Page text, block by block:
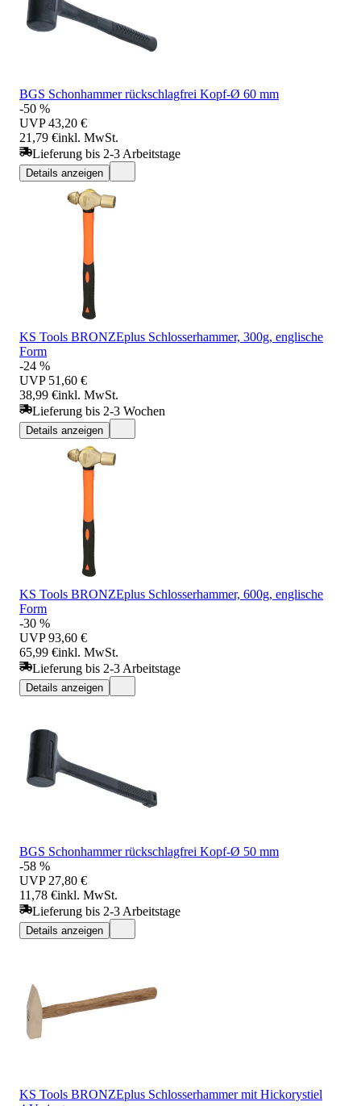
BGS Schonhammer rückschlagfrei Kopf-Ø 60 mm
-50 %
UVP 43,20 €
21,79 €inkl. MwSt.
Lieferung bis 2-3 Arbeitstage
Details anzeigen
KS Tools BRONZEplus Schlosserhammer, 300g, englische
Form
-24 %
UVP 51,60 €
38,99 €inkl. MwSt.
Lieferung bis 2-3 Wochen
Details anzeigen
KS Tools BRONZEplus Schlosserhammer, 600g, englische
Form
-30 %
UVP 93,60 €
65,99 €inkl. MwSt.
Lieferung bis 2-3 Arbeitstage
Details anzeigen
BGS Schonhammer rückschlagfrei Kopf-Ø 50 mm
-58 %
UVP 27,80 €
11,78 €inkl. MwSt.
Lieferung bis 2-3 Arbeitstage
Details anzeigen
KS Tools BRONZEplus Schlosserhammer mit Hickorystiel